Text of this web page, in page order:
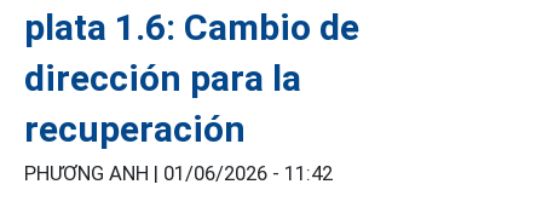
plata 1.6: Cambio de
dirección para la
recuperación
PHƯƠNG ANH | 01/06/2026 - 11:42